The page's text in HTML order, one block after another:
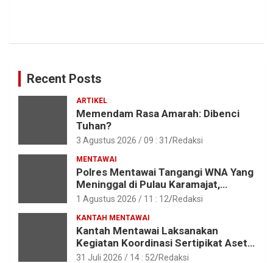
Recent Posts
ARTIKEL
Memendam Rasa Amarah: Dibenci
Tuhan?
3 Agustus 2026 / 09 : 31 Redaksi
MENTAWAI
Polres Mentawai Tangangi WNA Yang
Meninggal di Pulau Karamajat,
Sibaday
1 Agustus 2026 / 11 : 12 Redaksi
KANTAH MENTAWAI
Kantah Mentawai Laksanakan
Kegiatan Koordinasi Sertipikat Aset
Tanah Pemkab Mentawai
31 Juli 2026 / 14 : 52 Redaksi